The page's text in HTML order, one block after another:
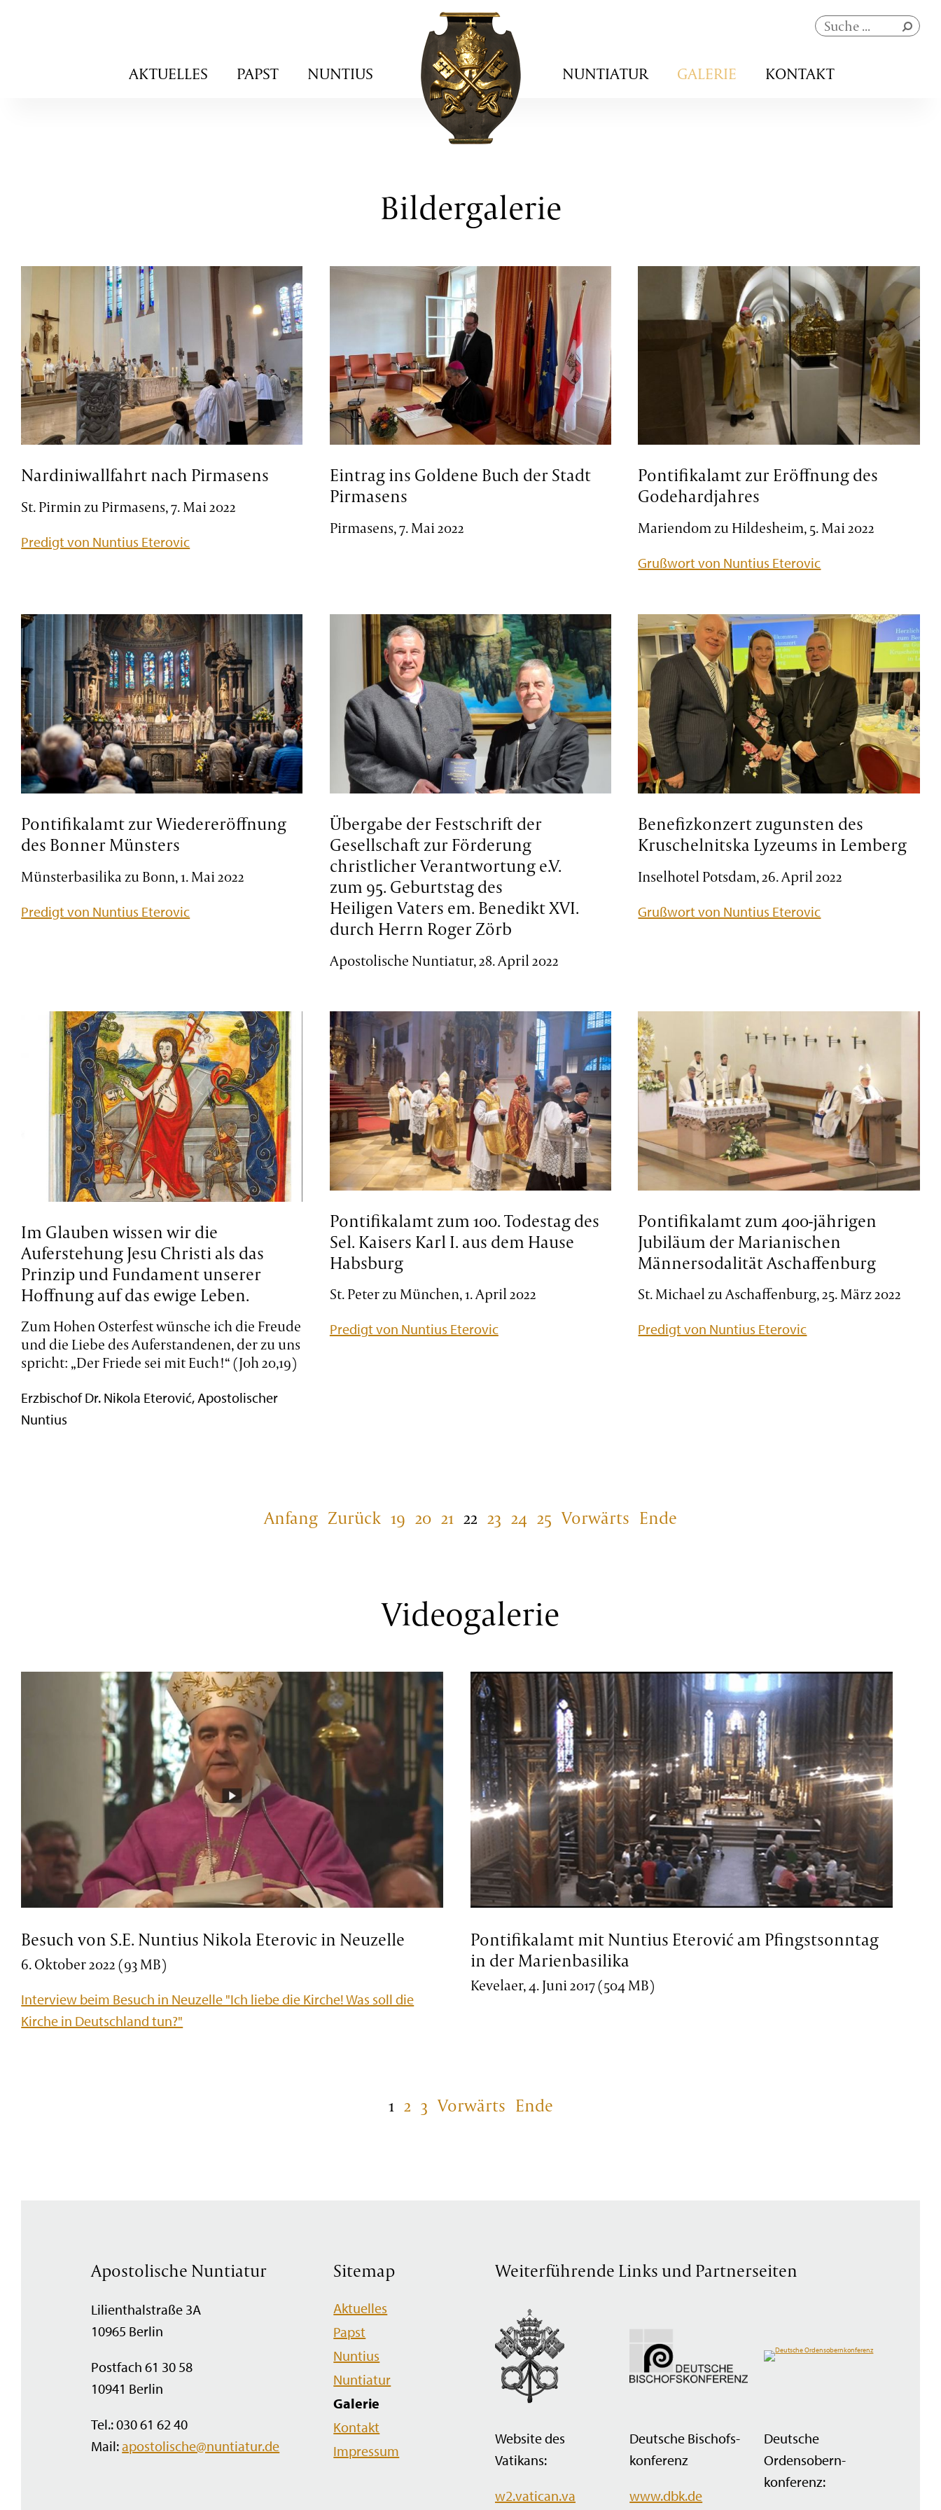
Navigation
überspringen
AKTUELLES PAPST NUNTIUS
Navigation
überspringen
NUNTIATUR GALERIE KONTAKT
Bildergalerie
Nardiniwallfahrt nach Pirmasens
St. Pirmin zu Pirmasens, 7. Mai 2022
Predigt von Nuntius Eterovic
Eintrag ins Goldene Buch der Stadt
Pirmasens
Pirmasens, 7. Mai 2022
Pontifikalamt zur Eröffnung des
Godehardjahres
Mariendom zu Hildesheim, 5. Mai 2022
Grußwort von Nuntius Eterovic
Pontifikalamt zur Wiedereröffnung
des Bonner Münsters
Münsterbasilika zu Bonn, 1. Mai 2022
Predigt von Nuntius Eterovic
Übergabe der Festschrift der
Gesellschaft zur Förderung
christlicher Verantwortung e.V.
zum 95. Geburtstag des
Heiligen Vaters em. Benedikt XVI.
durch Herrn Roger Zörb
Apostolische Nuntiatur, 28. April 2022
Benefizkonzert zugunsten des
Kruschelnitska Lyzeums in Lemberg
Inselhotel Potsdam, 26. April 2022
Grußwort von Nuntius Eterovic
Im Glauben wissen wir die
Auferstehung Jesu Christi als das
Prinzip und Fundament unserer
Hoffnung auf das ewige Leben.
Zum Hohen Osterfest wünsche ich die Freude
und die Liebe des Auferstandenen, der zu uns
spricht: „Der Friede sei mit Euch!“ (Joh 20,19)
Erzbischof Dr. Nikola Eterović, Apostolischer
Nuntius
Pontifikalamt zum 100. Todestag des
Sel. Kaisers Karl I. aus dem Hause
Habsburg
St. Peter zu München, 1. April 2022
Predigt von Nuntius Eterovic
Pontifikalamt zum 400-jährigen
Jubiläum der Marianischen
Männersodalität Aschaffenburg
St. Michael zu Aschaffenburg, 25. März 2022
Predigt von Nuntius Eterovic
Anfang Zurück 19 20 21 22 23 24 25 Vorwärts Ende
Videogalerie
Besuch von S.E. Nuntius Nikola Eterovic in Neuzelle
6. Oktober 2022 (93 MB)
Interview beim Besuch in Neuzelle "Ich liebe die Kirche! Was soll die
Kirche in Deutschland tun?"
Pontifikalamt mit Nuntius Eterović am Pfingstsonntag
in der Marienbasilika
Kevelaer, 4. Juni 2017 (504 MB)
1 2 3 Vorwärts Ende
Apostolische Nuntiatur
Lilienthalstraße 3A
10965 Berlin
Postfach 61 30 58
10941 Berlin
Tel.: 030 61 62 40
Mail:apostolische@nuntiatur.de
Sitemap
Navigation
überspringen
Aktuelles
Papst
Nuntius
Nuntiatur
Galerie
Kontakt
Impressum
Weiterführende Links und Partnerseiten
Website des
Vatikans:
w2.vatican.va
Deutsche Bischofs­
konferenz
www.dbk.de
Deutsche
Ordensobern­
konferenz: